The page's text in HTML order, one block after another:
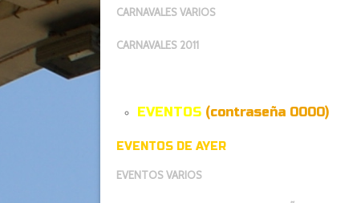
CARNAVALES VARIOS
CARNAVALES 2011
EVENTOS(contraseña 0000)
EVENTOS DE AYER
EVENTOS VARIOS